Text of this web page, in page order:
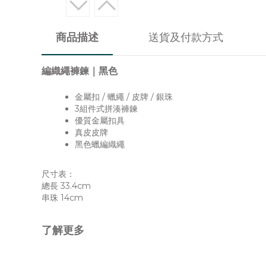
商品描述 送貨及付款方式
編織繩褲鍊｜黑色
金屬扣 / 蠟繩 / 皮牌 / 銀珠
3組件式拼湊褲鍊
優質金屬扣具
真皮皮牌
黑色蠟編織繩
尺寸表：
總長 33.4cm
串珠 14cm
了解更多